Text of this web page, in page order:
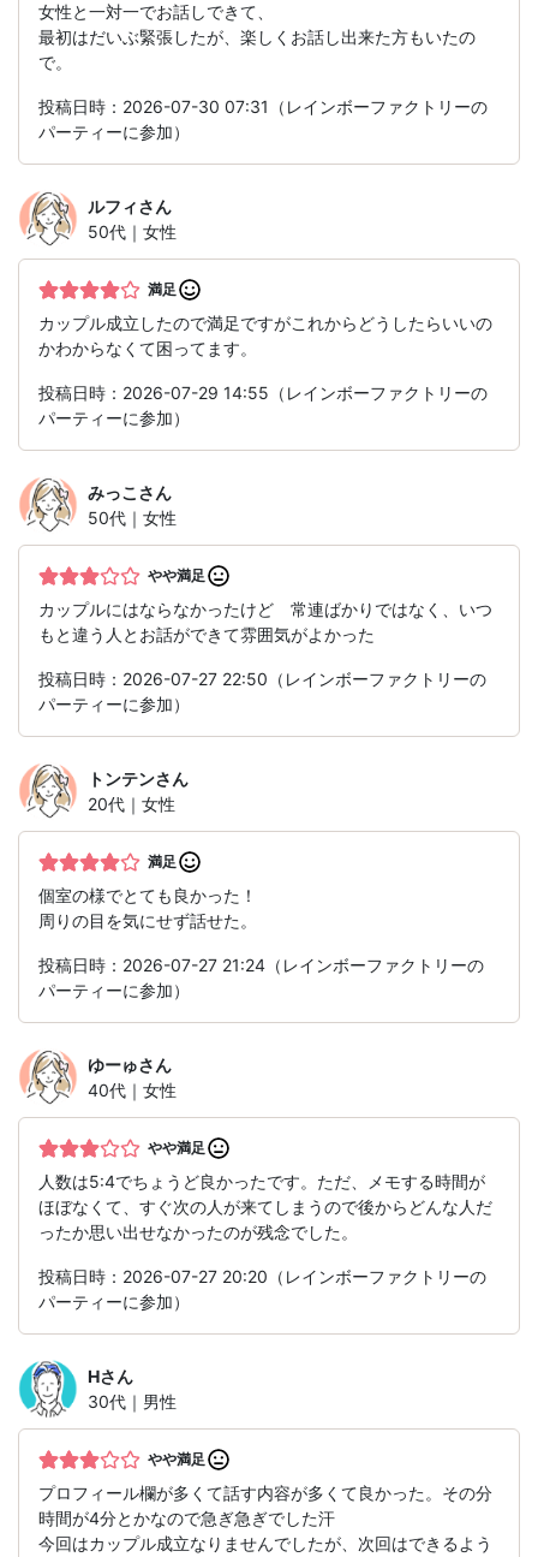
女性と一対一でお話しできて、
最初はだいぶ緊張したが、楽しくお話し出来た方もいたの
で。
投稿日時：2026-07-30 07:31（レインボーファクトリーの
パーティーに参加）
ルフィさん
50代｜女性
満足
カップル成立したので満足ですがこれからどうしたらいいの
かわからなくて困ってます。
投稿日時：2026-07-29 14:55（レインボーファクトリーの
パーティーに参加）
みっこ さん
50代｜女性
やや満足
カップルにはならなかったけど 常連ばかりではなく、いつ
もと違う人とお話ができて雰囲気がよかった
投稿日時：2026-07-27 22:50（レインボーファクトリーの
パーティーに参加）
トンテンさん
20代｜女性
満足
個室の様でとても良かった！
周りの目を気にせず話せた。
投稿日時：2026-07-27 21:24（レインボーファクトリーの
パーティーに参加）
ゆーゅさん
40代｜女性
やや満足
人数は5:4でちょうど良かったです。ただ、メモする時間が
ほぼなくて、すぐ次の人が来てしまうので後からどんな人だ
ったか思い出せなかったのが残念でした。
投稿日時：2026-07-27 20:20（レインボーファクトリーの
パーティーに参加）
Hさん
30代｜男性
やや満足
プロフィール欄が多くて話す内容が多くて良かった。その分
時間が4分とかなので急ぎ急ぎでした汗
今回はカップル成立なりませんでしたが、次回はできるよう